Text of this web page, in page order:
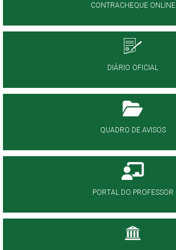
CONTRACHEQUE ONLINE
DIÁRIO OFICIAL
QUADRO DE AVISOS
PORTAL DO PROFESSOR